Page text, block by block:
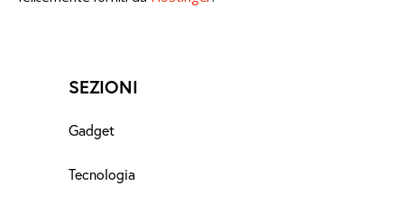
SEZIONI
Gadget
Tecnologia